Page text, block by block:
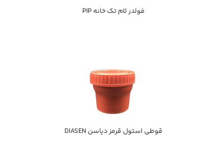
فولدر لام تك خانه PIP
قوطي استول قرمز دیاسن DIASEN